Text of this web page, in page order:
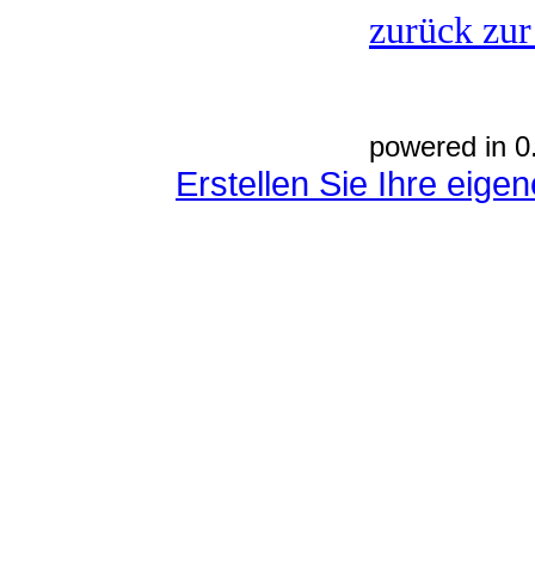
zurück
powered in
Erstellen Sie Ihre